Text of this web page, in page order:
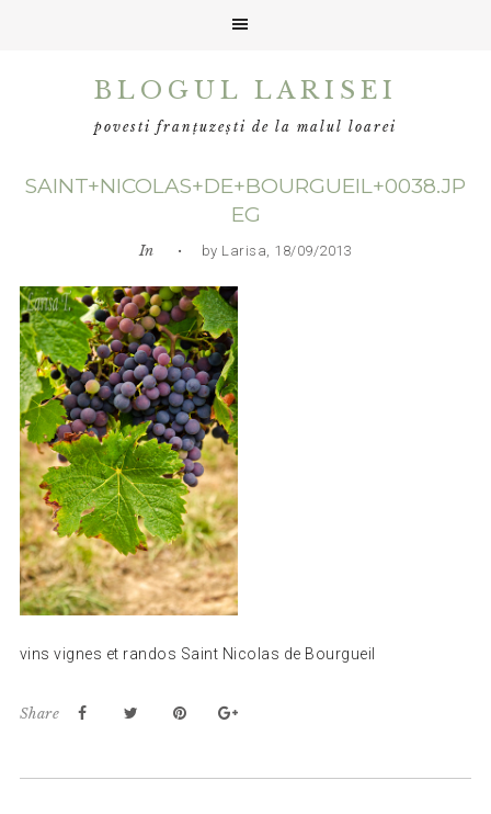
BLOGUL LARISEI
povesti franțuzești de la malul loarei
SAINT+NICOLAS+DE+BOURGUEIL+0038.JP
EG
In • by Larisa, 18/09/2013
vins vignes et randos Saint Nicolas de Bourgueil
Share